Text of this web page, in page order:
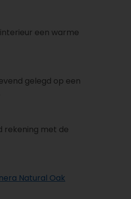
een warme
gelegd op een
rekening met de
Natural Oak